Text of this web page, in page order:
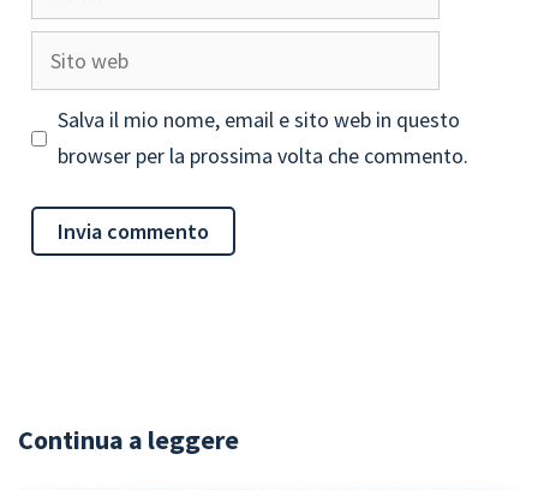
Sito
web
Salva il mio nome, email e sito web in questo
browser per la prossima volta che commento.
Continua a leggere